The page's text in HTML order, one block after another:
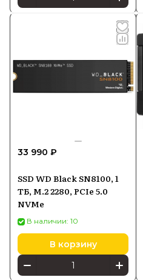
33 990 ₽
SSD WD Black SN8100, 1
ТБ, M.2 2280, PCIe 5.0
NVMe
В наличии: 10
В корзину